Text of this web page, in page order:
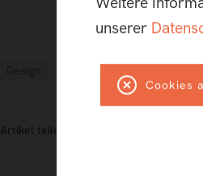
Artikel teilen:
unserer
Cookies